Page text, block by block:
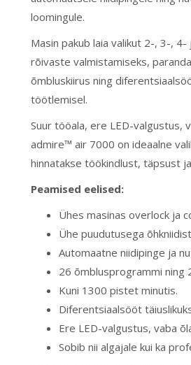
loomingule.
Masin pakub laia valikut 2-, 3-,
rõivaste valmistamiseks,
õmbluskiirus ning
töötlemisel.
Suur tööala, ere LED-valgustus,
admire™ air 7000 on ideaalne
hinnatakse töökindlust, täpsust
Peamised eelised:
Ühes masinas overlock ja
Ühe puudutusega
Automaatne niidipinge ja
26 õmblusprogrammi ning
Kuni 1300 pistet minutis.
Diferentsiaalsööt
Ere LED-valgustus, vaba
Sobib nii algajale kui ka